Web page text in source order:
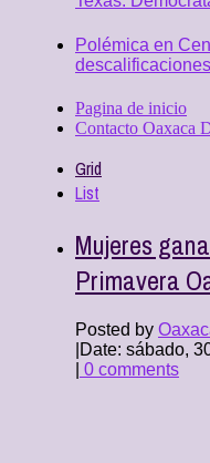
Polémica en
Pagina de inicio
Contacto Oaxaca
Grid
List
Mujeres
Primavera
Posted by
Date: sábado,
0 comments